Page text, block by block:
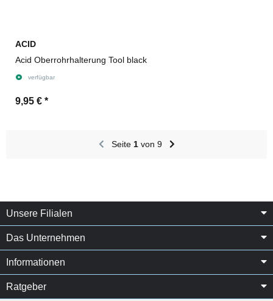
ACID
Acid Oberrohrhalterung Tool black
verfügbar
9,95 € *
Seite 1von 9
Unsere Filialen
Das Unternehmen
Informationen
Ratgeber